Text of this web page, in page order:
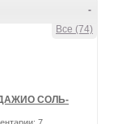
-
Все (74)
СОЛЬ-